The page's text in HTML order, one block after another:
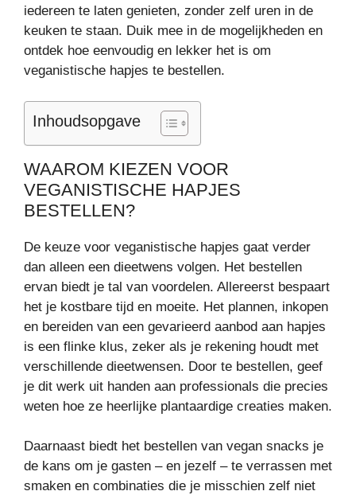
iedereen te laten genieten, zonder zelf uren in de
keuken te staan. Duik mee in de mogelijkheden en
ontdek hoe eenvoudig en lekker het is om
veganistische hapjes te bestellen.
Inhoudsopgave
WAAROM KIEZEN VOOR
VEGANISTISCHE HAPJES
BESTELLEN?
De keuze voor veganistische hapjes gaat verder
dan alleen een dieetwens volgen. Het bestellen
ervan biedt je tal van voordelen. Allereerst bespaart
het je kostbare tijd en moeite. Het plannen, inkopen
en bereiden van een gevarieerd aanbod aan hapjes
is een flinke klus, zeker als je rekening houdt met
verschillende dieetwensen. Door te bestellen, geef
je dit werk uit handen aan professionals die precies
weten hoe ze heerlijke plantaardige creaties maken.
Daarnaast biedt het bestellen van vegan snacks je
de kans om je gasten – en jezelf – te verrassen met
smaken en combinaties die je misschien zelf niet